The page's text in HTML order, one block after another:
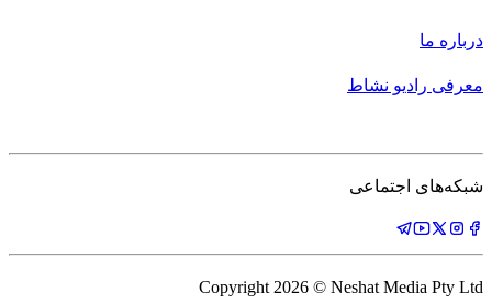
درباره ما
معرفی رادیو نشاط
شبکه‌های اجتماعی
Copyright 2026 © Neshat Media Pty Ltd